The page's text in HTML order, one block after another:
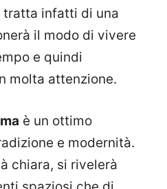
infatti di una
il modo di vivere
e quindi
molta attenzione.
è un ottimo
e modernità.
chiara, si rivelerà